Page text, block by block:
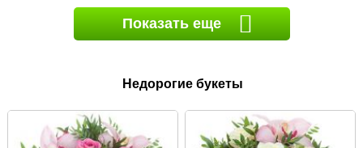
Показать еще
Недорогие букеты